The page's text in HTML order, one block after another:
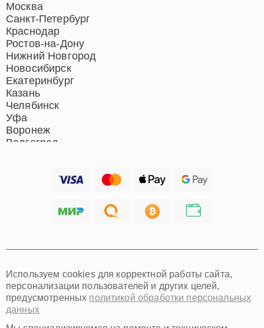
Москва
Санкт-Петербург
Краснодар
Ростов-на-Дону
Нижний Новгород
Новосибирск
Екатеринбург
Казань
Челябинск
Уфа
Воронеж
Волгоград
Хабаровск
Омск
Красноярск
Пермь
Ульяновск
Используем cookies для корректной работы сайта,
персонализации пользователей и других целей,
предусмотренных политикой обработки персональных
данных